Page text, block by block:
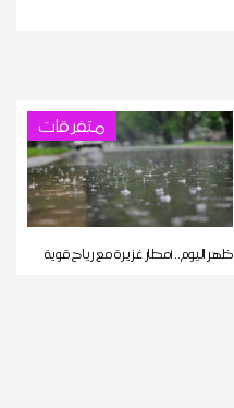
متفرقات
ظهر اليوم.. أمطار غزيرة مع رياح قوية